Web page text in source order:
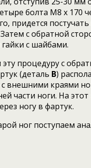
болта М8 х 170
придется постучать
с обратной
с шайбами.
процедуру с
(деталь В)
внешними краями
части ноги. На этот
ногу в фартук.
ног поступаем